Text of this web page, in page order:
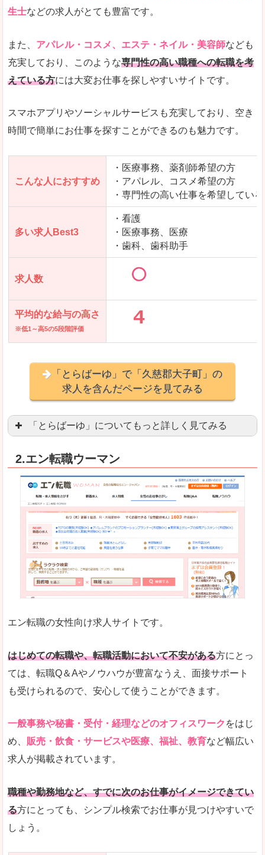
生士などの求人がとても豊富です。
また、 アパレル・コスメ、エステ・ネイル・美容師なども
充実しており、このような専門性の高い職種への転職を考
えている方には大変お仕事を探しやすいサイトです。
スマホアプリやソーシャルサービスも充実しており、空き
時間で簡単にお仕事を探すことができるのも魅力です。
こんな人におすすめ
・医療事務、薬剤師希望の方
・アパレル、コスメ希望の方
・専門性の高い仕事を希望してい
多い求人Best3
・看護
・医療事務、医療
・歯科、歯科助手
求人数
平均的な給与の高さ
※低1～高5の5段階評価
「とらばーゆ」で「久慈郡大子町」の
求人を含んだページを見てみる
「とらばーゆ」についてもっと詳しく見てみる
良いところ
スマホアプリやソーシャルアカウントが充実して
「ファッション・ブランドページ」という検索
悪いところ
事務などのオフィスワークを探している方にとっ
専門性が強い部分があるので、逆に一般的なお仕
詳しい説明
とにかく、女性ならではの職種の専門性が高いの
また、アパレル・コスメ、エステ・ネイル・美容
人気度
専門性が高いので、これらのお仕事に転職を考
リクルートグループなので、大手という安心感も
使いやすさ
検索がしやすく、求人詳細にも画像やイラストな
2.エン転職ウーマン
エン転職の女性向け求人サイトです。
はじめての転職や、転職活動において不安がある方にとっ
ては、転職Q＆Aやノウハウが豊富なうえ、面接サポート
も受けられるので、安心して使うことができます。
一般事務や秘書・受付・経理などのオフィスワーク をはじ
め、 販売・飲食・サービスや医療、福祉、教育など幅広い
求人が掲載されています。
職種や勤務地など、すでに次のお仕事がイメージできてい
る方にとっても、シンプル検索でお仕事が見つけやすいで
しょう。